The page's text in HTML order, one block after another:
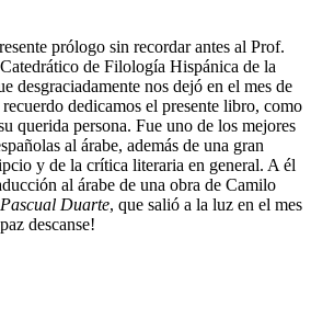
prólogo sin recordar antes al Prof.
de Filología Hispánica de la
desgraciadamente nos dejó en el mes de
dedicamos el presente libro, como
querida persona. Fue uno de los mejores
al árabe, además de una gran
y de la crítica literaria en general. A él
al árabe de una obra de Camilo
Pascual Duarte, que salió a la luz en el mes
descanse!